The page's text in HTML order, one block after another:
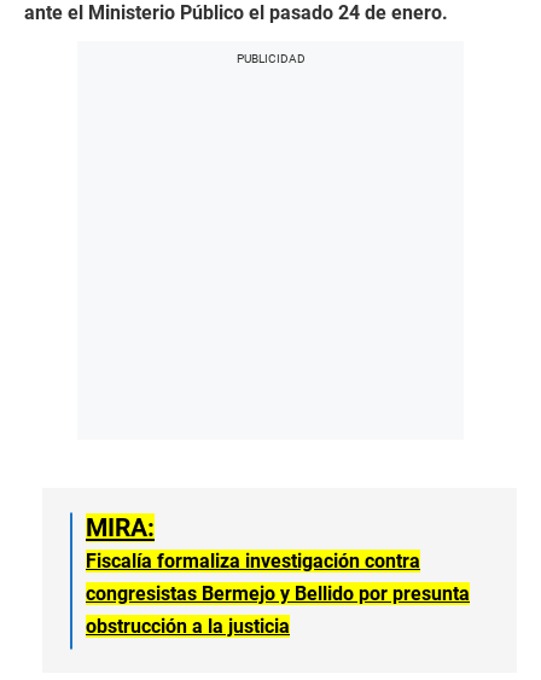
ante el Ministerio Público el pasado 24 de enero.
MIRA:
Fiscalía formaliza investigación contra
congresistas Bermejo y Bellido por presunta
obstrucción a la justicia